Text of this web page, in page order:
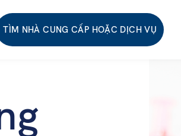
TÌM NHÀ CUNG CẤP HOẶC DỊCH VỤ